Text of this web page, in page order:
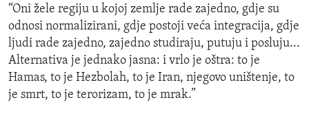
“Oni žele regiju u kojoj zemlje rade zajedno, gdje su
odnosi normalizirani, gdje postoji veća integracija, gdje
ljudi rade zajedno, zajedno studiraju, putuju i posluju...
Alternativa je jednako jasna: i vrlo je oštra: to je
Hamas, to je Hezbolah, to je Iran, njegovo uništenje, to
je smrt, to je terorizam, to je mrak.”